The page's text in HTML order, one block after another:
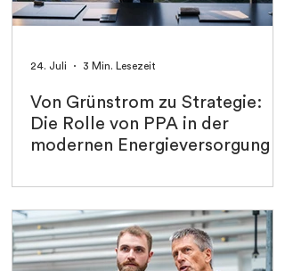
Von Grünstrom zu Strategie:
Die Rolle von PPA in der
modernen Energieversorgung
24. Juli 3 Min. Lesezeit